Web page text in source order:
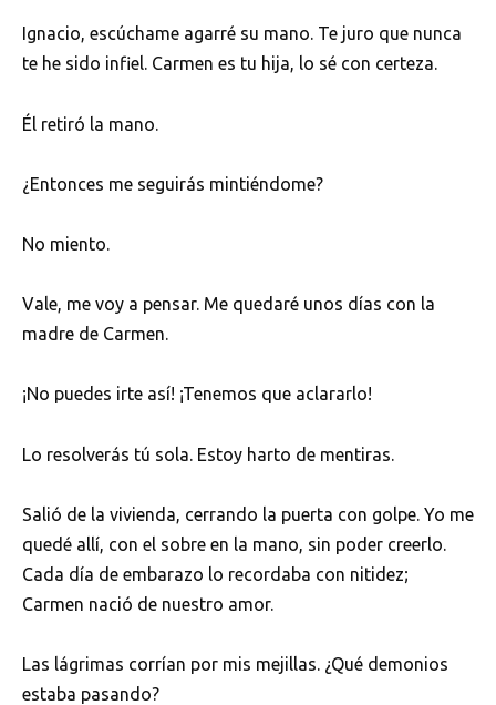
Ignacio, escúchame agarré su mano. Te juro que nunca
te he sido infiel. Carmen es tu hija, lo sé con certeza.
Él retiró la mano.
¿Entonces me seguirás mintiéndome?
No miento.
Vale, me voy a pensar. Me quedaré unos días con la
madre de Carmen.
¡No puedes irte así! ¡Tenemos que aclararlo!
Lo resolverás tú sola. Estoy harto de mentiras.
Salió de la vivienda, cerrando la puerta con golpe. Yo me
quedé allí, con el sobre en la mano, sin poder creerlo.
Cada día de embarazo lo recordaba con nitidez;
Carmen nació de nuestro amor.
Las lágrimas corrían por mis mejillas. ¿Qué demonios
estaba pasando?